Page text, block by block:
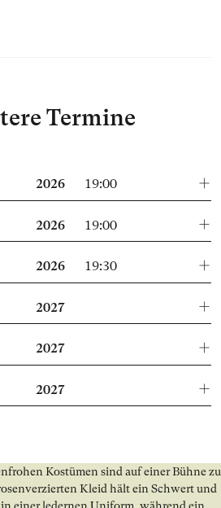
Termine
2026 19:00
2026 19:00
2026 19:30
2027
2027
2027